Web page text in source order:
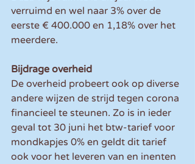
verruimd en wel naar 3% over de
eerste € 400.000 en 1,18% over het
meerdere.
Bijdrage overheid
De overheid probeert ook op diverse
andere wijzen de strijd tegen corona
financieel te steunen. Zo is in ieder
geval tot 30 juni het btw-tarief voor
mondkapjes 0% en geldt dit tarief
ook voor het leveren van en inenten